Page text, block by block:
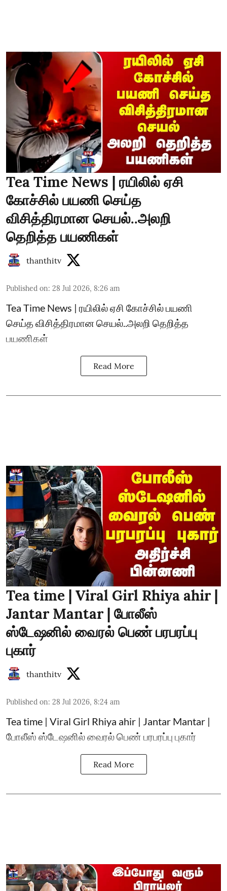
Tea Time News | ரயிலில் ஏசி
கோச்சில் பயணி செய்த
விசித்திரமான செயல்..அலறி
தெறித்த பயணிகள்
thanthitv
Published on: 28 Jul 2026, 8:26 am
Tea Time News | ரயிலில் ஏசி கோச்சில் பயணி
செய்த விசித்திரமான செயல்..அலறி தெறித்த
பயணிகள்
Read More
Tea time | Viral Girl Rhiya ahir |
Jantar Mantar | போலீஸ்
ஸ்டேஷனில் வைரல் பெண் பரபரப்பு
புகார்
thanthitv
Published on: 28 Jul 2026, 8:24 am
Tea time | Viral Girl Rhiya ahir | Jantar Mantar |
போலீஸ் ஸ்டேஷனில் வைரல் பெண் பரபரப்பு புகார்
Read More